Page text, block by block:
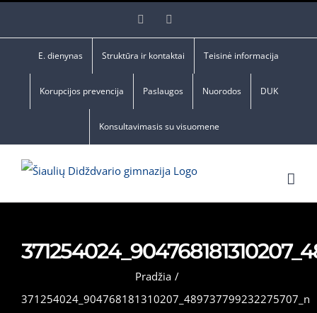
Facebook
E. dienynas Struktūra ir kontaktai Teisinė informacija
Korupcijos prevencija Paslaugos Nuorodos DUK
Konsultavimasis su visuomene
Pradžia /
371254024_904768181310207_489737799232275707_n